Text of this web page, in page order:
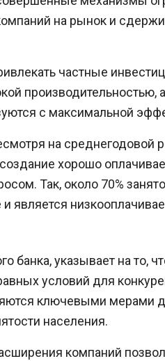
на рынок и
частные
производительностью,
с максимальной
на среднегодовой
хорошо
Так, около 70%
является
банка, указывает на то,
условий для
ключевыми мерами
населения.
компаний